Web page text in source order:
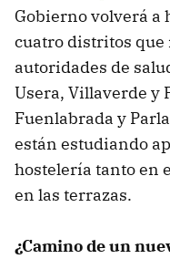
Gobierno volverá a
cuatro distritos que
autoridades de
Usera, Villaverde y
Fuenlabrada y
están estudiando
hostelería tanto en
en las terrazas.
¿Camino de un